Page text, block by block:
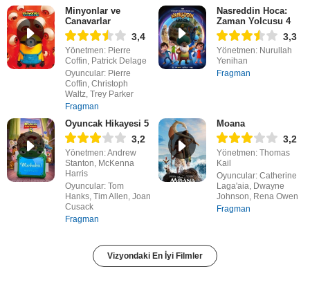
Minyonlar ve
Canavarlar
3,4
Yönetmen: Pierre
Coffin, Patrick Delage
Oyuncular: Pierre
Coffin, Christoph
Waltz, Trey Parker
Fragman
Nasreddin Hoca:
Zaman Yolcusu 4
3,3
Yönetmen: Nurullah
Yenihan
Fragman
Oyuncak Hikayesi 5
3,2
Yönetmen: Andrew
Stanton, McKenna
Harris
Oyuncular: Tom
Hanks, Tim Allen, Joan
Cusack
Fragman
Moana
3,2
Yönetmen: Thomas
Kail
Oyuncular: Catherine
Laga'aia, Dwayne
Johnson, Rena Owen
Fragman
Vizyondaki En İyi Filmler